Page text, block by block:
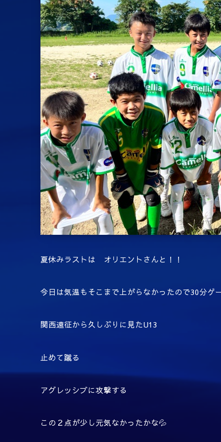
夏休みラストは オリエントさんと！！
今日は気温もそこまで上がらなかったので30分ゲ
関西遠征から久しぶりに見たU13
止めて蹴る
アグレッシブに攻撃する
この２点が少し元気なかったかな💦